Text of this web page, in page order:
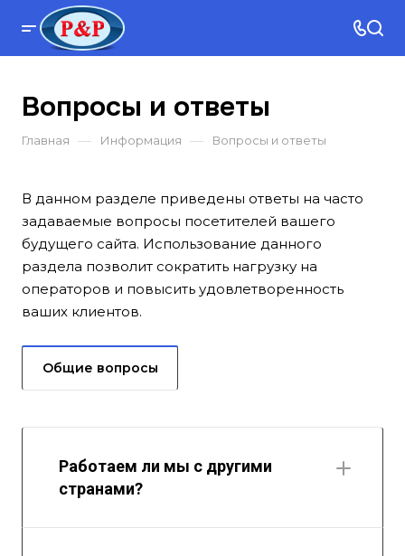
Вопросы и ответы
Главная — Информация — Вопросы и ответы
В данном разделе приведены ответы на часто
задаваемые вопросы посетителей вашего
будущего сайта. Использование данного
раздела позволит сократить нагрузку на
операторов и повысить удовлетворенность
ваших клиентов.
Общие вопросы
Работаем ли мы с другими
странами?